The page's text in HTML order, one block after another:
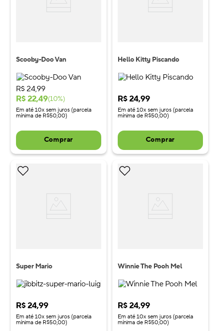
Scooby-Doo Van
R$ 24,99
R$22,49(10%)
Em até 10x sem juros (parcela
mínima de R$50,00)
Comprar
Hello Kitty Piscando
R$24,99
Em até 10x sem juros (parcela
mínima de R$50,00)
Comprar
Super Mario
R$24,99
Em até 10x sem juros (parcela
mínima de R$50,00)
Winnie The Pooh Mel
R$24,99
Em até 10x sem juros (parcela
mínima de R$50,00)